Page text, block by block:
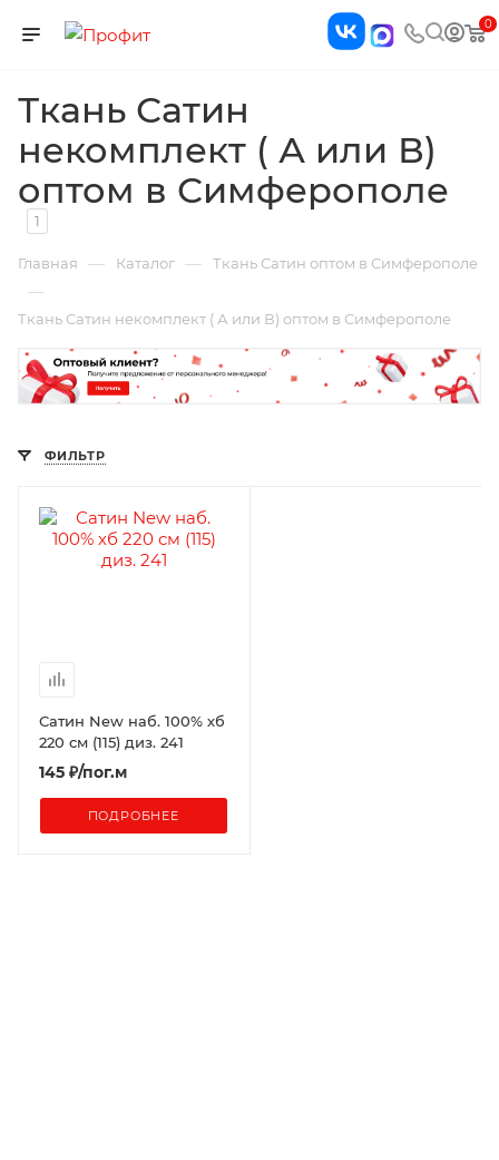
0
Ткань Сатин
некомплект ( А или В)
оптом в Симферополе
1
Главная — Каталог — Ткань Сатин оптом в Симферополе
—
Ткань Сатин некомплект ( А или В) оптом в Симферополе
ФИЛЬТР
Сатин New наб. 100% хб
220 см (115) диз. 241
145 ₽/пог.м
ПОДРОБНЕЕ